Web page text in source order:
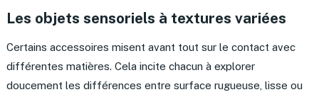
Les objets sensoriels à textures variées
Certains accessoires misent avant tout sur le contact avec
différentes matières. Cela incite chacun à explorer
doucement les différences entre surface rugueuse, lisse ou